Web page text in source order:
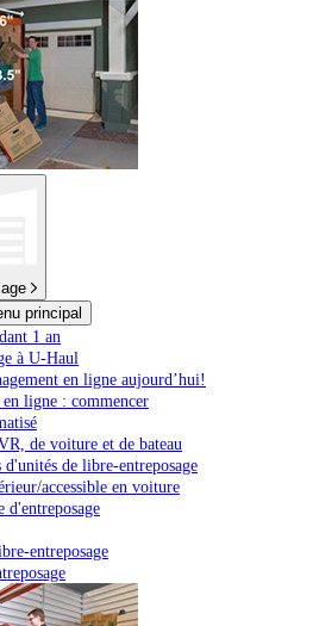
principal
1 an
à U-Haul
en ligne aujourd’hui!
ligne : commencer
de voiture et de bateau
de libre-entreposage
accessible en voiture
d'entreposage
entreposage